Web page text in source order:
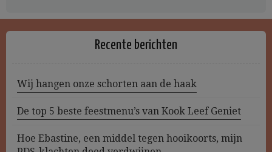
Recente berichten
Wij hangen onze schorten aan de haak
De top 5 beste feestmenu’s van Kook Leef Geniet
Hoe Ebastine, een middel tegen hooikoorts, mijn